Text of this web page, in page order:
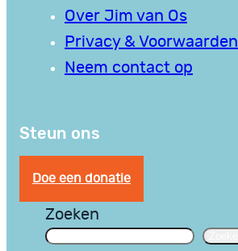
Over Jim van Os
Privacy & Voorwaarden
Neem contact op
Steun ons
Doe een donatie
Zoeken